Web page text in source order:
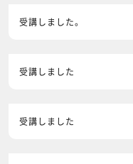
受講しました。
受講しました
受講しました